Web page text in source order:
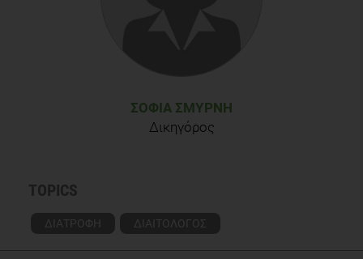
ΣΟΦΊΑ ΣΜΥΡΝΉ
Δικηγόρος
TOPICS
ΔΙΑΤΡΟΦΗ ΔΙΑΙΤΟΛΟΓΟΣ